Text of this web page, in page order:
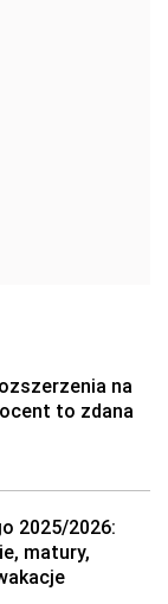
na
to zdana
2025/2026:
matury,